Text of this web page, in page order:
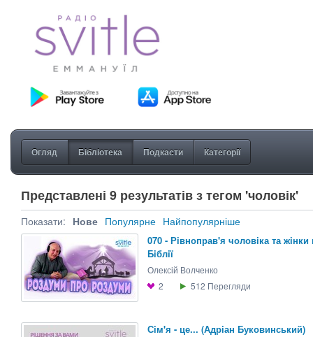
Огляд Бібліотека Подкасти Категорії
Представлені 9 результатів з тегом 'чоловік'
Показати: Нове Популярне Найпопулярніше
070 - Рiвноправ'я чоловiка та жiнки
Бiблiї
Олексій Волченко
2
512 Перегляди
Сiм'я - це... (Адрiан Буковинський)